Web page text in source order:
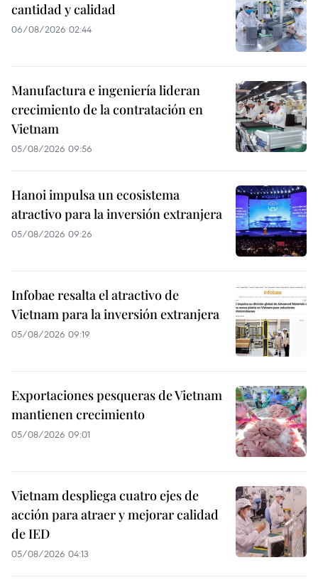
cantidad y calidad
06/08/2026 02:44
Manufactura e ingeniería lideran
crecimiento de la contratación en
Vietnam
05/08/2026 09:56
Hanoi impulsa un ecosistema
atractivo para la inversión extranjera
05/08/2026 09:26
Infobae resalta el atractivo de
Vietnam para la inversión extranjera
05/08/2026 09:19
Exportaciones pesqueras de Vietnam
mantienen crecimiento
05/08/2026 09:01
Vietnam despliega cuatro ejes de
acción para atraer y mejorar calidad
de IED
05/08/2026 04:13